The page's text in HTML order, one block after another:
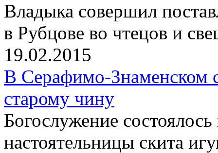
Владыка совершил
в Рубцове во чтецов и
19.02.2015
В Серафимо-Знаменском
старому чину
Богослужение
настоятельницы скита